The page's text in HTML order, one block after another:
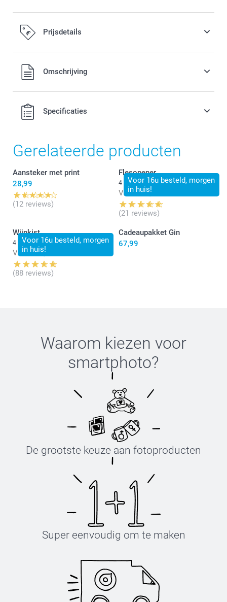
Prijsdetails
Alle prijzen zijn in EURO (€) inclusief BTW en exclusief
verzendkosten.Omschrijving
Specificaties
shaken or stirred
Gerelateerde producten
Aansteker met print
28,99
(12 reviews)
Voor 16u besteld, morgen
in huis!
Flesopener
4 varianten
Vanaf 14,99
(21 reviews)
Voor 16u besteld, morgen
in huis!
Wijnkist
4 varianten
Vanaf 13,99
(88 reviews)
Cadeaupakket Gin
67,99
Waarom kiezen voor
smartphoto?
De grootste keuze aan fotoproducten
Super eenvoudig om te maken